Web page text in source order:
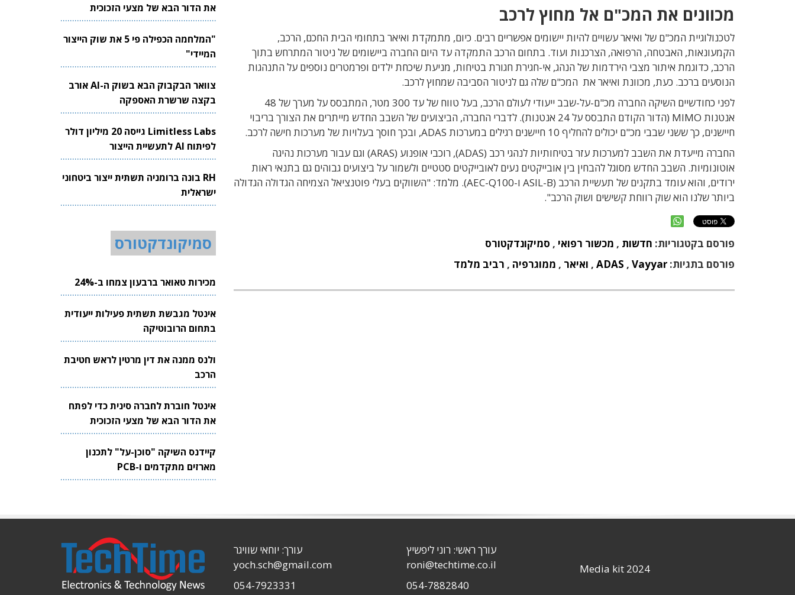
מכוונים את המכ"ם אל מחוץ לרכב
לטכנולוגיית המכ"ם של ואיאר עשויים להיות יישומים אפשריים רבים. כיום, מתמקדת ואיאר בתחומי הבית החכם, הרכב,
הקמעונאות, האבטחה, הרפואה, הצרכנות ועוד. בתחום הרכב התמקדה עד היום החברה ביישומים של ניטור המתרחש בתוך
הרכב, כדוגמת איתור מצבי הירדמות של הנהג, אי-חגירת חגורת בטיחות, מניעת שיכחת ילדים ופרמטרים נוספים על התנהגות
הנוסעים ברכב. כעת, מכוונת ואיאר את המכ"ם שלה גם לניטור הסביבה שמחוץ לרכב.
לפני כחודשיים השיקה החברה מכ"ם-על-שבב ייעודי לעולם הרכב, בעל טווח של עד 300 מטר, המתבסס על מערך של 48
אנטנות MIMO (הדור הקודם התבסס על 24 אנטנות). לדברי החברה, הביצועים של השבב החדש מייתרים את הצורך בריבוי
חיישנים, כך ששני שבבי מכ"ם יכולים להחליף 10 חיישנים רגילים במערכות ADAS, ובכך חוסך בעלויות של מערכות חישה לרכב.
החברה מייעדת את השבב למערכות עזר בטיחותיות לנהגי רכב (ADAS), רוכבי אופנוע (ARAS) וגם עבור מערכות נהיגה
אוטונומיות. השבב החדש מסוגל להבחין בין אובייקטים נעים לאובייקטים סטטיים ולשמור על ביצועים גבוהים גם בתנאי ראות
ירודים, והוא עומד בתקנים של תעשיית הרכב (ASIL-B ו-AEC-Q100). מלמד: "השווקים בעלי פוטנציאל הצמיחה הגדולה הגדולה
ביותר שלנו הוא שוק רווחת קשישים ושוק הרכב".
פורסם בקטגוריות: חדשות , מכשור רפואי , סמיקונדקטורס
פורסם בתגיות:
ADAS , Vayyar
, ואיאר , ממוגרפיה , רביב מלמד
את הדור הבא של מצעי הזכוכית
לשבבים
"המלחמה הכפילה פי 5 את שוק הייצור
המיידי"
צוואר הבקבוק הבא בשוק ה-AI אורב
בקצה שרשרת האספקה
Limitless Labs גייסה 20 מיליון דולר
לפיתוח AI לתעשיית הייצור
RH בונה ברומניה תשתית ייצור ביטחוני
ישראלית
סמיקונדקטורס
מכירות טאואר ברבעון צמחו ב-24%
אינטל מגבשת תשתית פעילות ייעודית
בתחום הרובוטיקה
ולנס ממנה את דין מרטין לראש חטיבת
הרכב
אינטל חוברת לחברה סינית כדי לפתח
את הדור הבא של מצעי הזכוכית
לשבבים
קיידנס השיקה "סוכן-על" לתכנון
מארזים מתקדמים ו-PCB
Media kit 2024
עורך ראשי: רוני ליפשיץ
roni@techtime.co.il
054-7882840
עורך: יוחאי שוויגר
yoch.sch@gmail.com
054-7923331